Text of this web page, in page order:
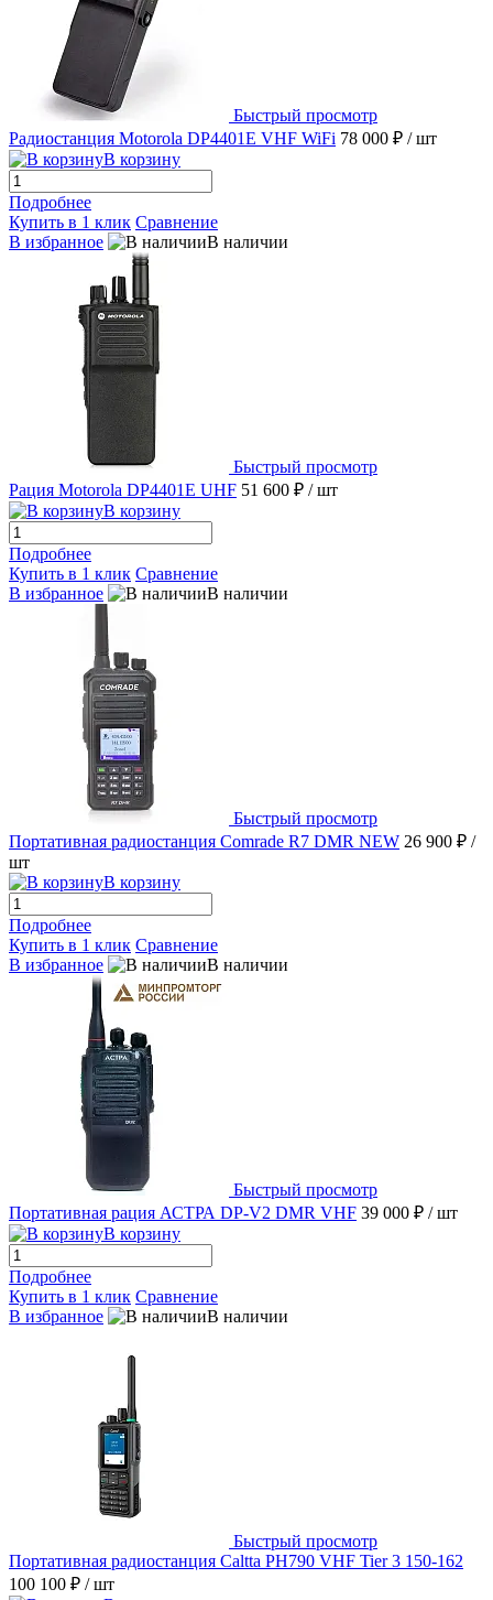
Быстрый просмотр
Радиостанция Motorola DP4401E VHF WiFi 78 000 ₽ / шт
В корзину
Подробнее
Купить в 1 клик Сравнение
В избранное
В наличии
Быстрый просмотр
Рация Motorola DP4401E UHF 51 600 ₽ / шт
В корзину
Подробнее
Купить в 1 клик Сравнение
В избранное
В наличии
Быстрый просмотр
Портативная радиостанция Comrade R7 DMR NEW 26 900 ₽ /
шт
В корзину
Подробнее
Купить в 1 клик Сравнение
В избранное
В наличии
Быстрый просмотр
Портативная рация АСТРА DP-V2 DMR VHF 39 000 ₽ / шт
В корзину
Подробнее
Купить в 1 клик Сравнение
В избранное
В наличии
Быстрый просмотр
Портативная радиостанция Caltta PH790 VHF Tier 3 150-162
100 100 ₽ / шт